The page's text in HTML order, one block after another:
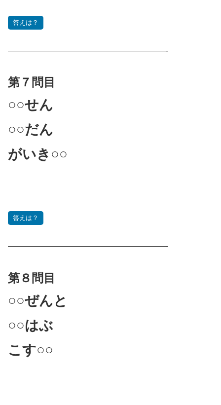
答えは？
————————————————————-
第７問目
○○せん
○○だん
がいき○○
答えは？
————————————————————-
第８問目
○○ぜんと
○○はぶ
こす○○